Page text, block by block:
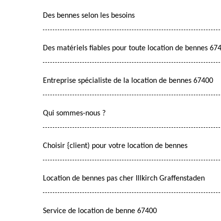
Des bennes selon les besoins
Des matériels fiables pour toute location de bennes
Entreprise spécialiste de la location de bennes 67400
Qui sommes-nous ?
Choisir {client) pour votre location de bennes
Location de bennes pas cher Illkirch Graffenstaden
Service de location de benne 67400